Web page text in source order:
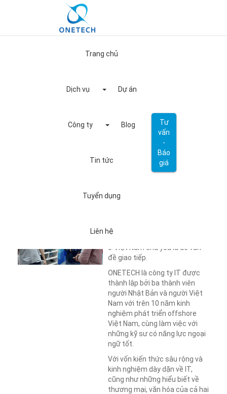
Trang chủ
Dịch vụ Dự án
Công ty Blog
Tin tức
Tuyển dụng
Liên hệ
Tư
vấn
-
Báo
giá
Thế mạnh OneTech
Trên thực tế, nguyên nhân
thất bại khi phát triển Offshore
ở Việt Nam chủ yếu là do vấn
đề giao tiếp.
ONETECH là công ty IT được
thành lập bởi ba thành viên
người Nhật Bản và người Việt
Nam với trên 10 năm kinh
nghiệm phát triển offshore
Việt Nam, cùng làm việc với
những kỹ sư có năng lực ngoại
ngữ tốt.
Với vốn kiến thức sâu rộng và
kinh nghiệm dày dặn về IT,
cũng như những hiểu biết về
thương mại, văn hóa của cả hai